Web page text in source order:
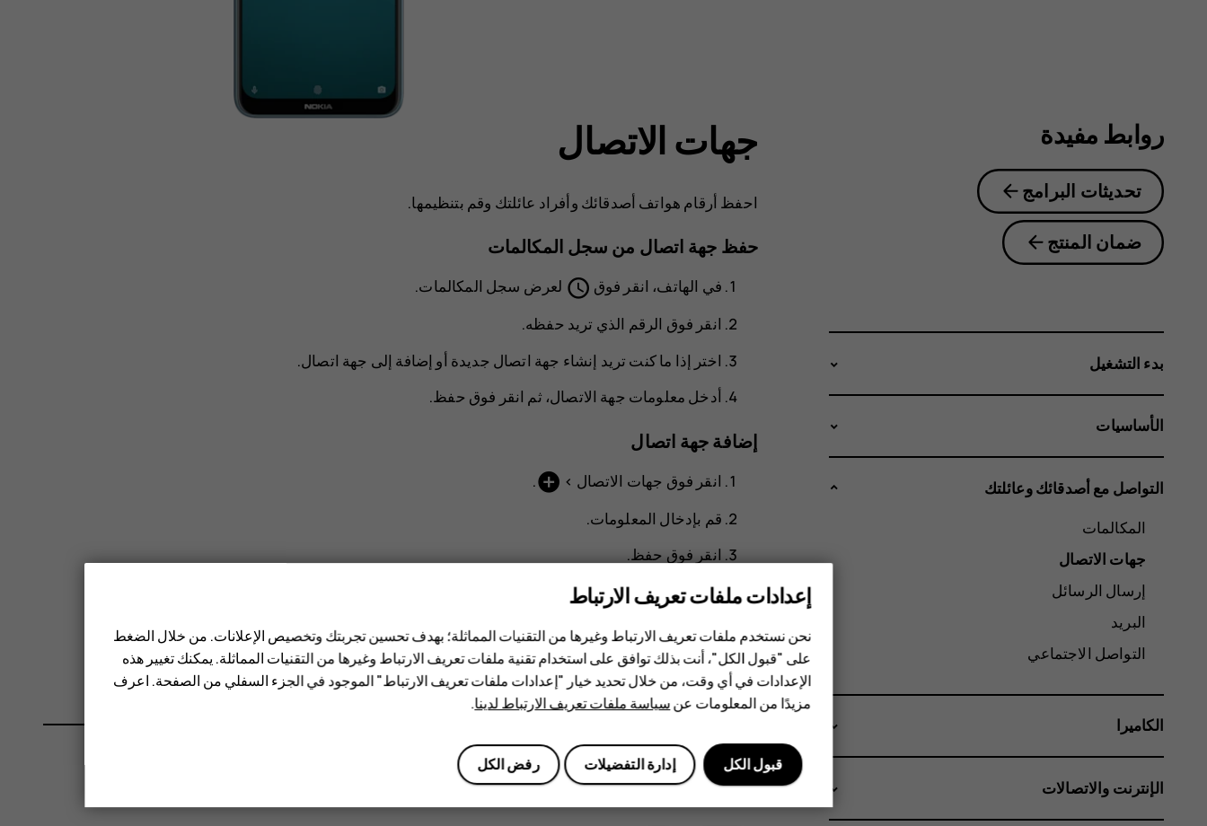
جهات الاتصال
احفظ أرقام هواتف أصدقائك وأفراد عائلتك وقم بتنظيمها.
حفظ جهة اتصال من سجل المكالمات
في الهاتف، انقر فوق schedule لعرض سجل المكالمات.
انقر فوق الرقم الذي تريد حفظه.
اختر إذا ما كنت تريد إنشاء جهة اتصال جديدة أو إضافة إلى جهة اتصال.
أدخل معلومات جهة الاتصال، ثم انقر فوق حفظ.
إضافة جهة اتصال
انقر فوق جهات الاتصال >
add_circle
.
قم بإدخال المعلومات.
انقر فوق حفظ.
استيراد جهات الاتصال أو تصديرها
انقر فوقجهات الاتصال>
menu
>
settingsالإعدادات>استيراد/تصدير.
هل وجدت هذه المعلومات مفيدة؟
روابط مفيدة
تحديثات البرامج
ضمان المنتج
بدء التشغيل
الأساسيات
التواصل مع أصدقائك وعائلتك
المكالمات
جهات الاتصال
إرسال الرسائل
البريد
التواصل الاجتماعي
الكاميرا
الإنترنت والاتصالات
إعدادات ملفات تعريف الارتباط
نحن نستخدم ملفات تعريف الارتباط وغيرها من التقنيات المماثلة؛ بهدف تحسين تجربتك وتخصيص الإعلانات. من خلال الضغط
على "قبول الكل"، أنت بذلك توافق على استخدام تقنية ملفات تعريف الارتباط وغيرها من التقنيات المماثلة. يمكنك تغيير هذه
الإعدادات في أي وقت، من خلال تحديد خيار "إعدادات ملفات تعريف الارتباط" الموجود في الجزء السفلي من الصفحة. اعرف
مزيدًا من المعلومات عنسياسة ملفات تعريف الارتباط لدينا.
رفض الكل إدارة التفضيلات قبول الكل